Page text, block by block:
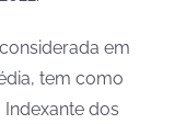
em
tem como
dos